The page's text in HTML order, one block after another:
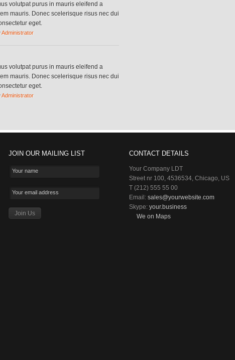
volutpat purus in mauris eleifend a
mauris. Donec scelerisque risus nec dui
eget.
Administrator
volutpat purus in mauris eleifend a
mauris. Donec scelerisque risus nec dui
eget.
Administrator
JOIN OUR MAILING LIST
Your name
Your email address
CONTACT DETAILS
Your Company LDT
Street nr 100, 4536534, Chicago, US
T (212) 555 55 00
Email: sales@yourwebsite.com
Skype: your.business
We on Maps